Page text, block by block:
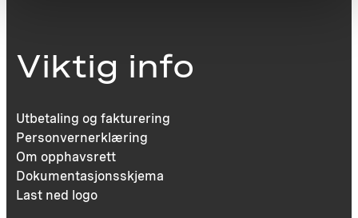
Viktig info
Utbetaling og fakturering
Personvernerklæring
Om opphavsrett
Dokumentasjonsskjema
Last ned logo